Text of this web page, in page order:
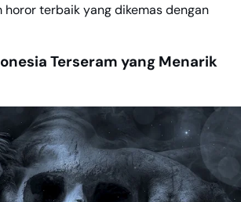
horor terbaik yang dikemas dengan
Terseram yang Menarik